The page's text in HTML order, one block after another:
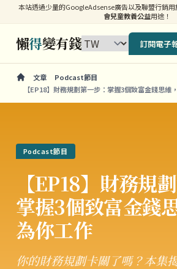
本站透過少量的GoogleAdsense廣告以及聯盟行銷用
會兒童教養公益用途！
懶得變有錢 訂閱電子
文章
Podcast節目
【EP18】財務規劃第一步：掌握3個致富金錢思維
Podcast節目
【EP18】財務規
掌握3個致富金錢
為你工作
你的財務規劃卡關了嗎？本集